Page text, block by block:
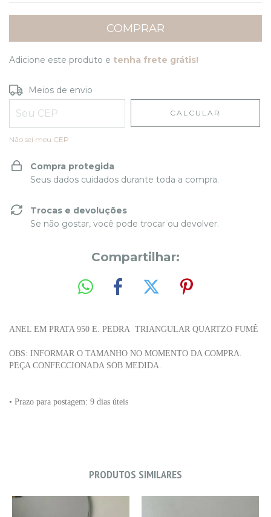
Adicione este produto e tenha frete grátis!
Entregas para o CEP:
Meios de envio
CALCULAR
Não sei meu CEP
Compra protegida
Seus dados cuidados durante toda a compra.
Trocas e devoluções
Se não gostar, você pode trocar ou devolver.
Compartilhar:
ANEL EM PRATA 950 E. PEDRA TRIANGULAR QUARTZO FUMÊ
OBS: INFORMAR O TAMANHO NO MOMENTO DA COMPRA.
PEÇA CONFECCIONADA SOB MEDIDA.
• Prazo para postagem: 9 dias úteis
PRODUTOS SIMILARES